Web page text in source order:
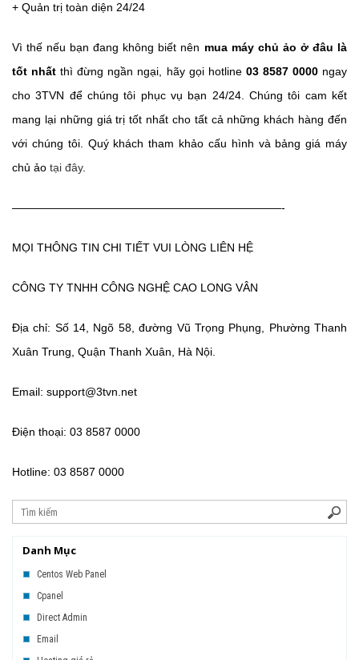
+ Quản trị toàn diện 24/24
Vì thế nếu bạn đang không biết nên mua máy chủ ảo ở đâu là
tốt nhất thì đừng ngần ngại, hãy gọi hotline 03 8587 0000ngay
cho 3TVN để chúng tôi phục vụ bạn 24/24. Chúng tôi cam kết
mang lại những giá trị tốt nhất cho tất cả những khách hàng đến
với chúng tôi. Quý khách tham khảo cấu hình và bảng giá máy
chủ ảo tại đây.
————————————————————————-
MỌI THÔNG TIN CHI TIẾT VUI LÒNG LIÊN HỆ
CÔNG TY TNHH CÔNG NGHỆ CAO LONG VÂN
Địa chỉ: Số 14, Ngõ 58, đường Vũ Trọng Phụng, Phường Thanh
Xuân Trung, Quận Thanh Xuân, Hà Nội.
Email: support@3tvn.net
Điện thoại: 03 8587 0000
Hotline: 03 8587 0000
Danh Mục
Centos Web Panel
Cpanel
Direct Admin
Email